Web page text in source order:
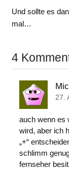
Und sollte es
mal…
4
27.
auch wenn es
wird, aber ich
„+“
schlimm
fernseher